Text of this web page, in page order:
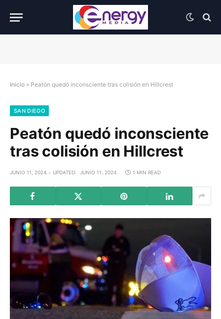
Inicio » Peatón quedó inconsciente tras colisión en Hillcrest
SAN DIEGO
Peatón quedó inconsciente
tras colisión en Hillcrest
JUNIO 11, 2024 UPDATED: JUNIO 11, 2024 1 MIN READ